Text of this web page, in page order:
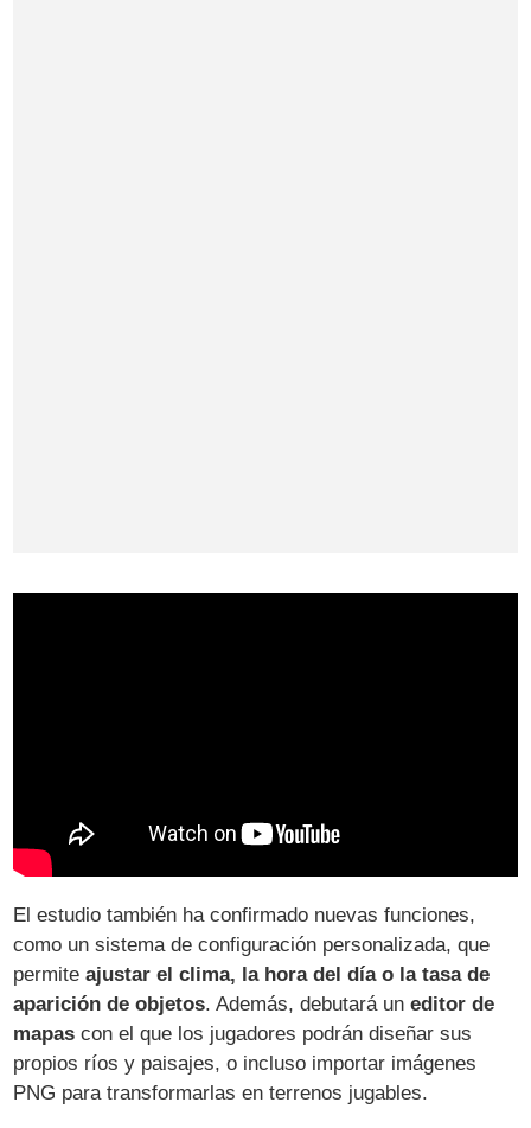
El estudio también ha confirmado nuevas funciones,
como un sistema de configuración personalizada, que
permiteajustar el clima, la hora del día o la tasa de
aparición de objetos. Además, debutará uneditor de
mapas con el que los jugadores podrán diseñar sus
propios ríos y paisajes, o incluso importar imágenes
PNG para transformarlas en terrenos jugables.